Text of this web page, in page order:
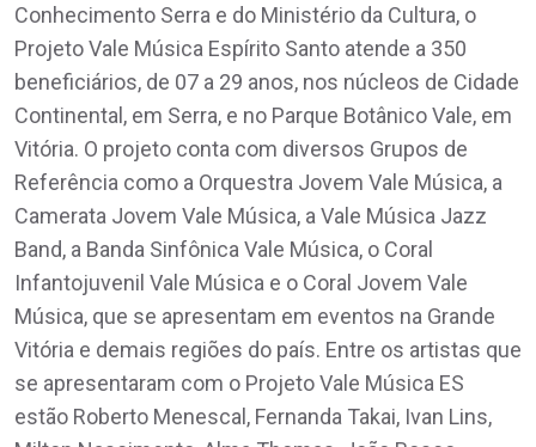
Conhecimento Serra e do Ministério da Cultura, o
Projeto Vale Música Espírito Santo atende a 350
beneficiários, de 07 a 29 anos, nos núcleos de Cidade
Continental, em Serra, e no Parque Botânico Vale, em
Vitória. O projeto conta com diversos Grupos de
Referência como a Orquestra Jovem Vale Música, a
Camerata Jovem Vale Música, a Vale Música Jazz
Band, a Banda Sinfônica Vale Música, o Coral
Infantojuvenil Vale Música e o Coral Jovem Vale
Música, que se apresentam em eventos na Grande
Vitória e demais regiões do país. Entre os artistas que
se apresentaram com o Projeto Vale Música ES
estão Roberto Menescal, Fernanda Takai, Ivan Lins,